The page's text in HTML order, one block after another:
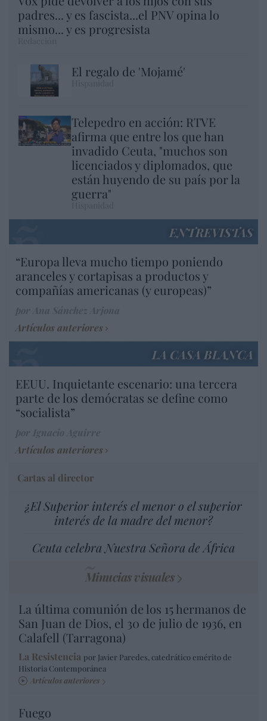
padres... y es fascista...el PNV opina lo
mismo... y es progresista
El regalo de 'Mojamé'
Telepedro en acción: RTVE
afirma que entre los que han
invadido Ceuta, "muchos son
licenciados y diplomados, que
están huyendo de su país por la
guerra"
ENTREVISTAS
“Europa lleva mucho tiempo poniendo
aranceles y cortapisas a productos y
compañías americanas (y europeas)”
Artículos anteriores
LA CASA BLANCA
EEUU. Inquietante escenario: una tercera
parte de los demócratas se define como
“socialista”
Artículos anteriores
Cartas al director
¿El Superior interés el menor o el superior
interés de la madre del menor?
Ceuta celebra Nuestra Señora de África
Minucias visuales
La última comunión de los 15 hermanos de
San Juan de Dios, el 30 de julio de 1936, en
Calafell (Tarragona)
La Resistencia por Javier Paredes, catedrático emérito de
Historia Contemporánea
Artículos anteriores
Fuego